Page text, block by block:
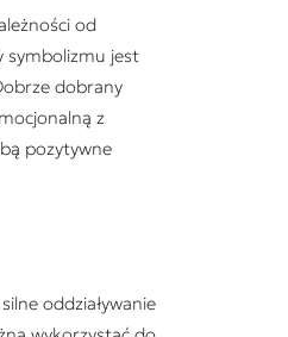
od
symbolizmu jest
dobrany
z
pozytywne
oddziaływanie